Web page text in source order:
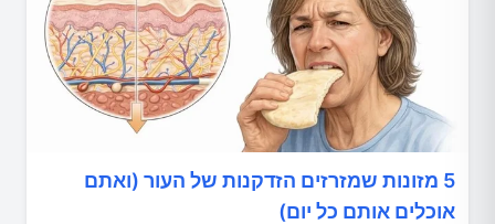
5 מזונות שמזרזים הזדקנות של העור (ואתם
אוכלים אותם כל יום)